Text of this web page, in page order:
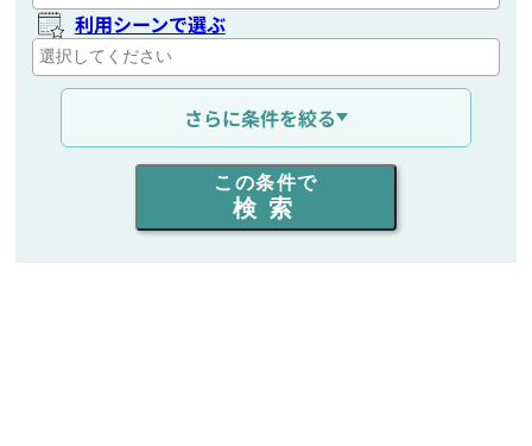
利用シーンで選ぶ
通信距離を選ぶ
出力を選ぶ
同時通話人数を選ぶ
さらに条件を絞る
この条件で
検索